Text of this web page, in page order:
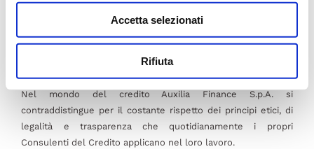
Accetta selezionati
Rifiuta
Rating della Legalità
Nel mondo del credito Auxilia Finance S.p.A. si
contraddistingue per il costante rispetto dei principi etici, di
legalità e trasparenza che quotidianamente i propri
Consulenti del Credito applicano nel loro lavoro.